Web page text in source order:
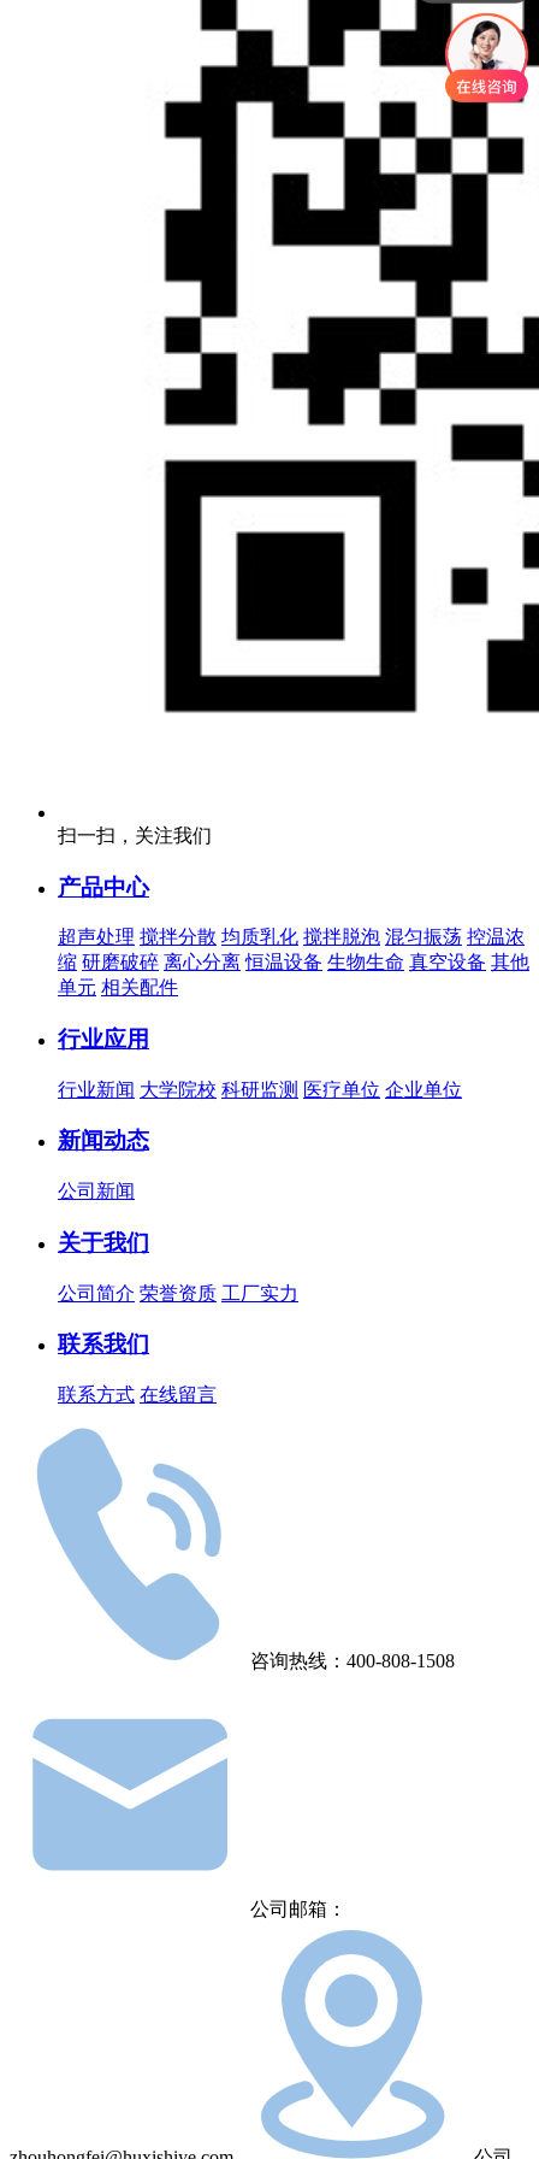
扫一扫，关注我们
产品中心
超声处理 搅拌分散 均质乳化 搅拌脱泡 混匀振荡 控温浓
缩 研磨破碎 离心分离 恒温设备 生物生命 真空设备 其他
单元 相关配件
行业应用
行业新闻 大学院校 科研监测 医疗单位 企业单位
新闻动态
公司新闻
关于我们
公司简介 荣誉资质 工厂实力
联系我们
联系方式 在线留言
咨询热线：400-808-1508
公司邮箱：